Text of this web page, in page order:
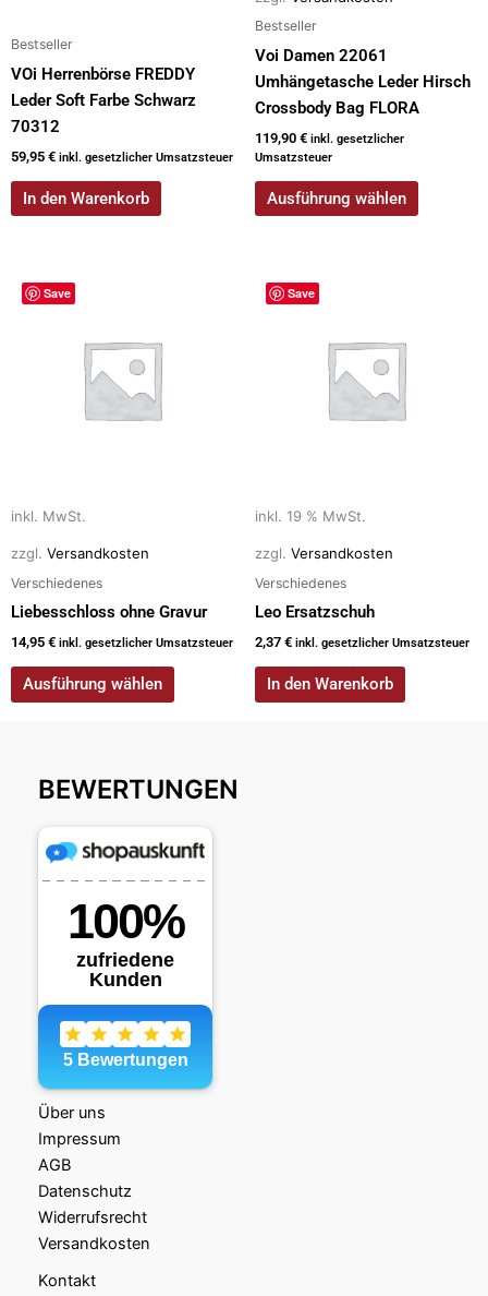
Bestseller
VOi Herrenbörse FREDDY
Leder Soft Farbe Schwarz
70312
59,95 € inkl. gesetzlicher Umsatzsteuer
In den Warenkorb
Bestseller
Voi Damen 22061
Umhängetasche Leder Hirsch
Crossbody Bag FLORA
119,90 € inkl. gesetzlicher
Umsatzsteuer
Ausführung wählen
gewählt
werden
Save
inkl. MwSt.
zzgl. Versandkosten
Verschiedenes
Liebesschloss ohne Gravur
14,95 € inkl. gesetzlicher Umsatzsteuer
Ausführung wählen
Dieses
Produkt
auf
Produktseite
gewählt
werden
Save
inkl. 19 % MwSt.
zzgl. Versandkosten
Verschiedenes
Leo Ersatzschuh
2,37 € inkl. gesetzlicher Umsatzsteuer
In den Warenkorb
BEWERTUNGEN
Über uns
Impressum
AGB
Datenschutz
Widerrufsrecht
Versandkosten
Kontakt